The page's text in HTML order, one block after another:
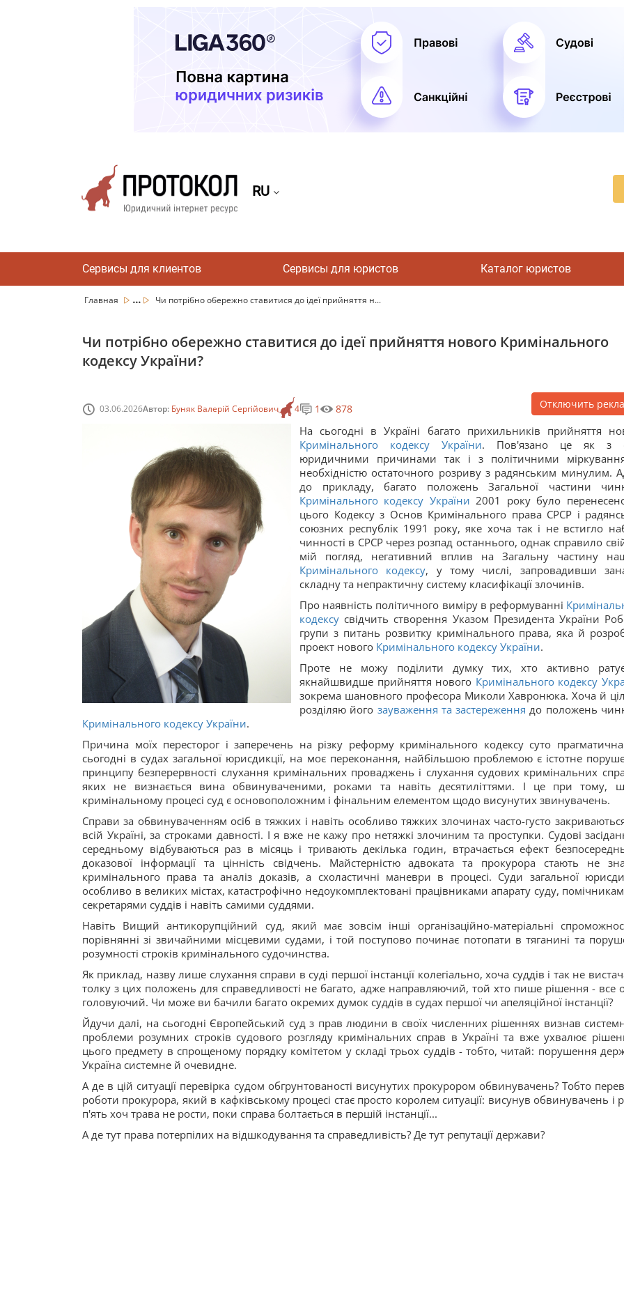
RU
Сервисы для клиентов Сервисы для юристов Каталог юристов
Главная ... Чи потрібно обережно ставитися до ідеї прийняття н...
Чи потрібно обережно ставитися до ідеї прийняття нового Кримінального
кодексу України?
03.06.2026Автор: Буняк Валерій Сергійович 4 1 878 Отключить
На сьогодні в Україні багато прихильників прийняття
Кримінального кодексу України. Пов'язано це як з
юридичними причинами так і з політичними
необхідністю остаточного розриву з радянським минулим.
до прикладу, багато положень Загальної частини
Кримінального кодексу України 2001 року було
цього Кодексу з Основ Кримінального права СРСР і
союзних республік 1991 року, яке хоча так і не встигло
чинності в СРСР через розпад останнього, однак справило
мій погляд, негативний вплив на Загальну частину
Кримінального кодексу, у тому числі, запровадивши
складну та непрактичну систему класифікації злочинів.
Про наявність політичного виміру в реформуванні
кодексу свідчить створення Указом Президента України
групи з питань розвитку кримінального права, яка й
проект нового Кримінального кодексу України.
Проте не можу поділити думку тих, хто активно
якнайшвидше прийняття нового Кримінального кодексу
зокрема шановного професора Миколи Хавронюка. Хоча й
розділяю його зауваження та застереження до положень
Кримінального кодексу України.
Причина моїх пересторог і заперечень на різку реформу кримінального кодексу суто
сьогодні в судах загальної юрисдикції, на моє переконання, найбільшою проблемою є істотне
принципу безперервності слухання кримінальних проваджень і слухання судових кримінальних
яких не визнається вина обвинуваченими, роками та навіть десятиліттями. І це при тому,
кримінальному процесі суд є основоположним і фінальним елементом щодо висунутих звинувачень.
Справи за обвинуваченням осіб в тяжких і навіть особливо тяжких злочинах часто-густо
всій Україні, за строками давності. І я вже не кажу про нетяжкі злочиним та проступки. Судові
середньому відбуваються раз в місяць і тривають декілька годин, втрачається ефект
доказової інформації та цінність свідчень. Майстерністю адвоката та прокурора стають не
кримінального права та аналіз доказів, а схоластичні маневри в процесі. Суди загальної
особливо в великих містах, катастрофічно недоукомплектовані працівниками апарату суду,
секретарями суддів і навіть самими суддями.
Навіть Вищий антикорупційний суд, який має зовсім інші організаційно-матеріальні
порівнянні зі звичайними місцевими судами, і той поступово починає потопати в тяганині та
розумності строків кримінального судочинства.
Як приклад, назву лише слухання справи в суді першої інстанції колегіально, хоча суддів і так не
толку з цих положень для справедливості не багато, адже направляючий, той хто пише рішення - все
головуючий. Чи може ви бачили багато окремих думок суддів в судах першої чи апеляційної інстанції?
Йдучи далі, на сьогодні Європейський суд з прав людини в своїх численних рішеннях визнав
проблеми розумних строків судового розгляду кримінальних справ в Україні та вже ухвалює
цього предмету в спрощеному порядку комітетом у складі трьох суддів - тобто, читай: порушення
Україна системне й очевидне.
А де в цій ситуації перевірка судом обгрунтованості висунутих прокурором обвинувачень? Тобто
роботи прокурора, який в кафківському процесі стає просто королем ситуації: висунув обвинувачень і
п'ять хоч трава не рости, поки справа болтається в першій інстанції...
А де тут права потерпілих на відшкодування та справедливість? Де тут репутації держави?